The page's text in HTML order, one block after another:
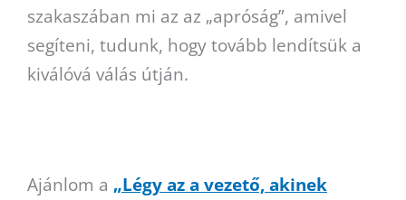
szakaszában mi az az „apróság”, amivel
segíteni, tudunk, hogy tovább lendítsük a
kiválóvá válás útján.
Ajánlom a „Légy az a vezető, akinek